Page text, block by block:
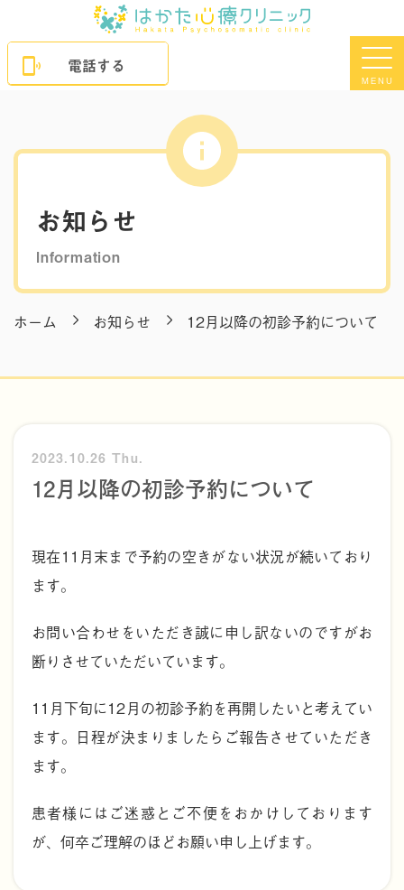
電話する
MENU
お知らせ
Information
ホーム お知らせ 12月以降の初診予約について
2023.10.26 Thu.
12月以降の初診予約について
現在11月末まで予約の空きがない状況が続いており
ます。
お問い合わせをいただき誠に申し訳ないのですがお
断りさせていただいています。
11月下旬に12月の初診予約を再開したいと考えてい
ます。日程が決まりましたらご報告させていただき
ます。
患者様にはご迷惑とご不便をおかけしております
が、何卒ご理解のほどお願い申し上げます。